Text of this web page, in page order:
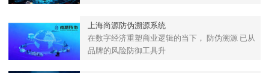
上海尚源防伪溯源系统
在数字经济重塑商业逻辑的当下， 防伪溯源 已从
品牌的风险防御工具升